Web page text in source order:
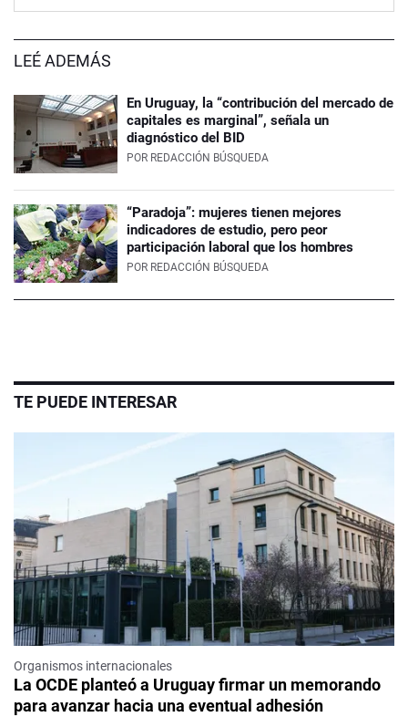
LEÉ ADEMÁS
En Uruguay, la “contribución del mercado de
capitales es marginal”, señala un
diagnóstico del BID
POR REDACCIÓN BÚSQUEDA
“Paradoja”: mujeres tienen mejores
indicadores de estudio, pero peor
participación laboral que los hombres
POR REDACCIÓN BÚSQUEDA
TE PUEDE INTERESAR
Organismos internacionales
La OCDE planteó a Uruguay firmar un memorando
para avanzar hacia una eventual adhesión